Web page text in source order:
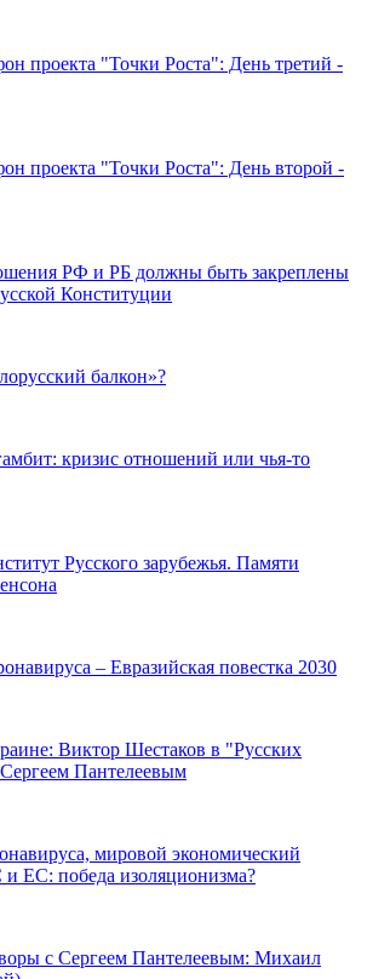
проекта "Точки Роста": День третий -
проекта "Точки Роста": День второй -
РФ и РБ должны быть закреплены
Конституции
балкон»?
кризис отношений или чья-то
Русского зарубежья. Памяти
– Евразийская повестка 2030
Виктор Шестаков в "Русских
Пантелеевым
мировой экономический
ЕС: победа изоляционизма?
с Сергеем Пантелеевым: Михаил